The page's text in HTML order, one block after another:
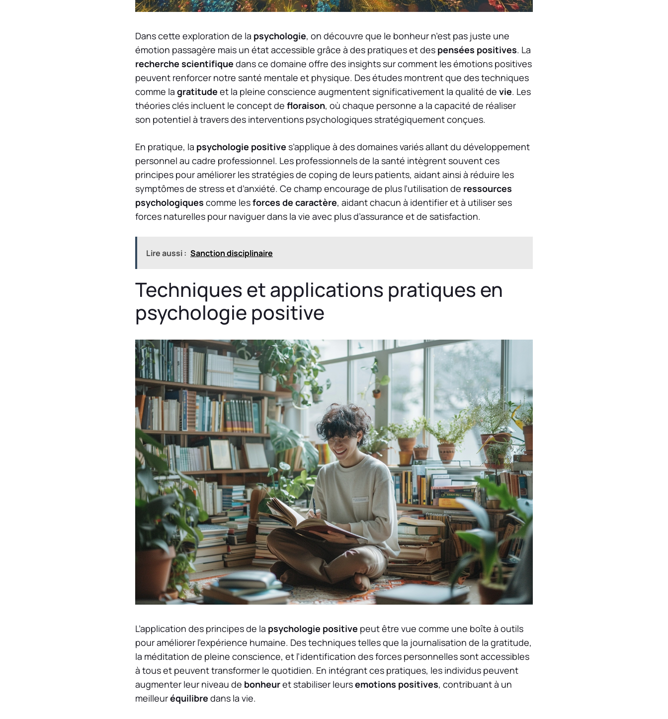
Dans cette exploration de la psychologie, on découvre que le bonheur n’est pas juste une
émotion passagère mais un état accessible grâce à des pratiques et des pensées positives. La
recherche scientifique dans ce domaine offre des insights sur comment les émotions positives
peuvent renforcer notre santé mentale et physique. Des études montrent que des techniques
comme la gratitude et la pleine conscience augmentent significativement la qualité de vie. Les
théories clés incluent le concept de floraison, où chaque personne a la capacité de réaliser
son potentiel à travers des interventions psychologiques stratégiquement conçues.
En pratique, la psychologie positive s’applique à des domaines variés allant du développement
personnel au cadre professionnel. Les professionnels de la santé intègrent souvent ces
principes pour améliorer les stratégies de coping de leurs patients, aidant ainsi à réduire les
symptômes de stress et d’anxiété. Ce champ encourage de plus l’utilisation de ressources
psychologiques comme lesforces de caractère, aidant chacun à identifier et à utiliser ses
forces naturelles pour naviguer dans la vie avec plus d’assurance et de satisfaction.
Lire aussi : Sanction disciplinaire
Techniques et applications pratiques en
psychologie positive
L’application des principes de la psychologie positive peut être vue comme une boîte à outils
pour améliorer l’expérience humaine. Des techniques telles que la journalisation de la gratitude,
la méditation de pleine conscience, et l’identification des forces personnelles sont accessibles
à tous et peuvent transformer le quotidien. En intégrant ces pratiques, les individus peuvent
augmenter leur niveau de bonheuret stabiliser leursemotions positives, contribuant à un
meilleuréquilibre dans la vie.